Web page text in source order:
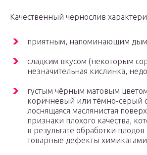
Качественный чернослив
приятным, напоминающим
сладким вкусом (некоторым
незначительная кислинка,
густым чёрным матовым
коричневый или тёмно-серый
лоснящаяся маслянистая
признаки плохого качества,
в результате обработки
товарные дефекты